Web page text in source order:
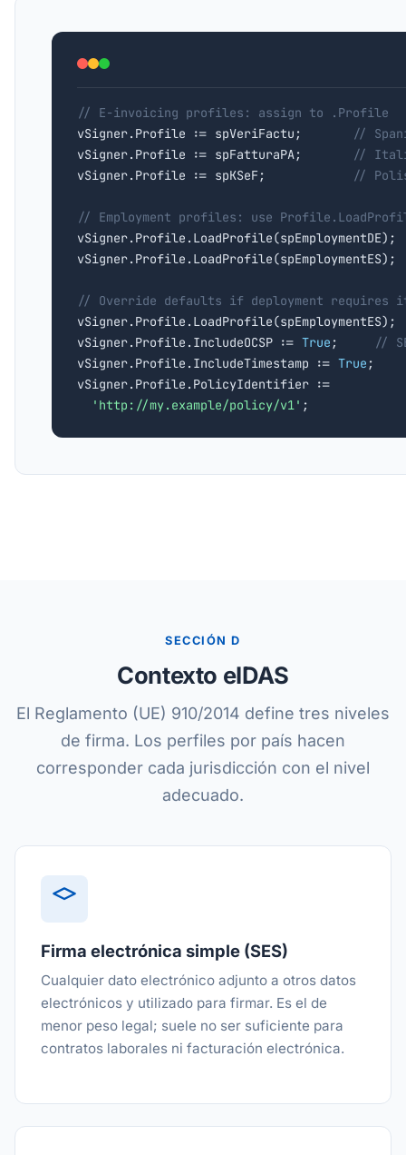
// E-invoicing profiles: assign to .Profile
vSigner.Profile := spVeriFactu;
//
vSigner.Profile := spFatturaPA;
//
vSigner.Profile := spKSeF;
//
// Employment profiles: use
// Override defaults if deployment requires
vSigner.Profile.LoadProfile(spEmploymentES);
vSigner.Profile.IncludeOCSP := True ;
//
vSigner.Profile.IncludeTimestamp := True ;
vSigner.Profile.PolicyIdentifier :=
'http://my.example/policy/v1' ;
SECCIÓN D
Contexto eIDAS
El Reglamento (UE) 910/2014 define tres niveles
de firma. Los perfiles por país hacen
corresponder cada jurisdicción con el nivel
adecuado.
Firma electrónica simple (SES)
Cualquier dato electrónico adjunto a otros datos
electrónicos y utilizado para firmar. Es el de
menor peso legal; suele no ser suficiente para
contratos laborales ni facturación electrónica.